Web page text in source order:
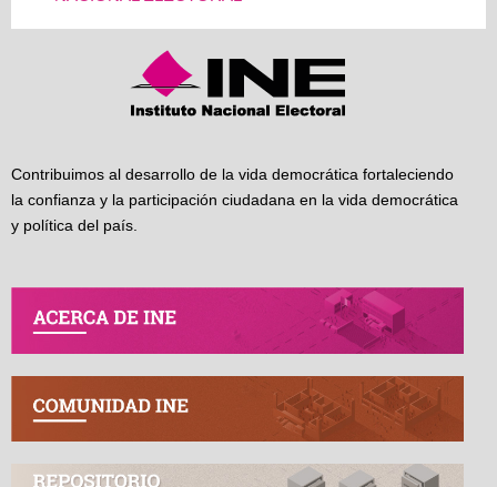
Contribuimos al desarrollo de la vida democrática fortaleciendo
la confianza y la participación ciudadana en la vida democrática
y política del país.